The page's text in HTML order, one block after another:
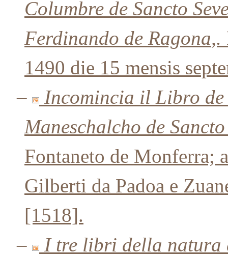
Columbre de Sancto
Ferdinando de Ragona,.
1490 die 15 mensis
–
Incomincia il Libro
Maneschalcho de
Fontaneto de Monferra;
Gilberti da Padoa e
[1518].
–
I tre libri della natura